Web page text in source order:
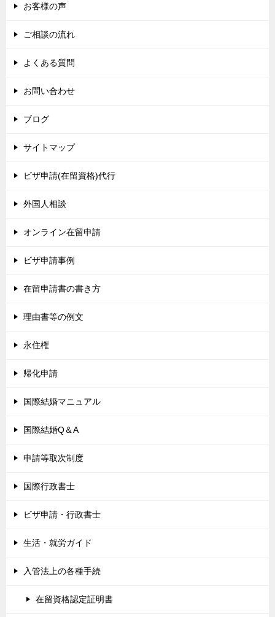
お客様の声
ご相談の流れ
よくある質問
お問い合わせ
ブログ
サイトマップ
ビザ申請(在留資格)代行
外国人相談
オンライン在留申請
ビザ申請事例
在留申請書の書き方
理由書等の例文
永住権
帰化申請
国際結婚マニュアル
国際結婚Q＆A
申請等取次制度
国際行政書士
ビザ申請・行政書士
生活・就労ガイド
入管法上の各種手続
在留資格認定証明書